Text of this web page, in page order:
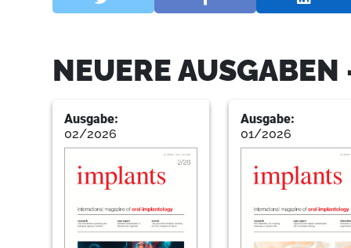
NEUERE
Ausgabe:
02/2026
Ausgabe:
01/2026